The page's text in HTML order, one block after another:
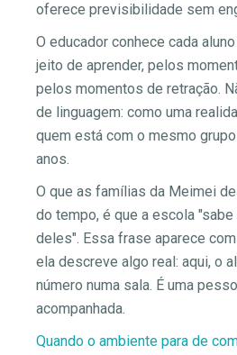
oferece previsibilidade sem
O educador conhece cada
jeito de aprender, pelos
pelos momentos de retração.
de linguagem: como uma
quem está com o mesmo
anos.
O que as famílias da Meimei
do tempo, é que a escola
deles". Essa frase aparece
ela descreve algo real: aqui, o
número numa sala. É uma
acompanhada.
Quando o ambiente para de